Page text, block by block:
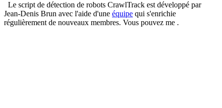
Le script de détection de robots CrawlTrack est développé par
Jean-Denis Brun avec l'aide d'une équipe qui s'enrichie
régulièrement de nouveaux membres. Vous pouvez me .